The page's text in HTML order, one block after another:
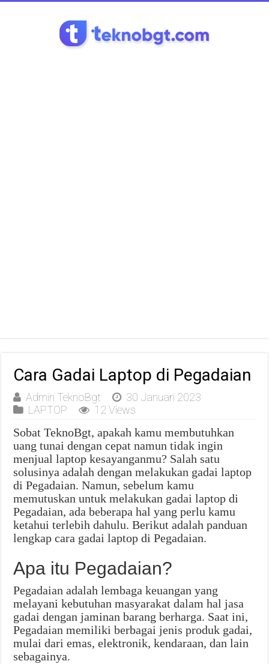
Cara Gadai Laptop di Pegadaian
Admin TeknoBgt
30 Januari 2023
LAPTOP
12 Views
Sobat TeknoBgt, apakah kamu membutuhkan
uang tunai dengan cepat namun tidak ingin
menjual laptop kesayanganmu? Salah satu
solusinya adalah dengan melakukan gadai laptop
di Pegadaian. Namun, sebelum kamu
memutuskan untuk melakukan gadai laptop di
Pegadaian, ada beberapa hal yang perlu kamu
ketahui terlebih dahulu. Berikut adalah panduan
lengkap cara gadai laptop di Pegadaian.
Apa itu Pegadaian?
Pegadaian adalah lembaga keuangan yang
melayani kebutuhan masyarakat dalam hal jasa
gadai dengan jaminan barang berharga. Saat ini,
Pegadaian memiliki berbagai jenis produk gadai,
mulai dari emas, elektronik, kendaraan, dan lain
sebagainya.